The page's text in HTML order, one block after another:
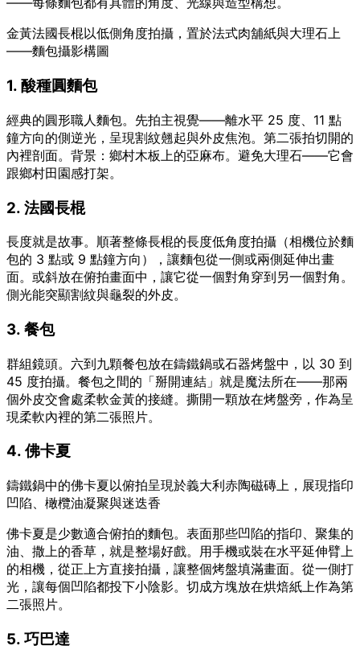
金黃法國長棍以低側角度拍攝，置於法式肉舖紙與大理石上
——麵包攝影構圖
1. 酸種圓麵包
經典的圓形職人麵包。先拍主視覺——離水平 25 度、11 點
鐘方向的側逆光，呈現割紋翹起與外皮焦泡。第二張拍切開的
內裡剖面。背景：鄉村木板上的亞麻布。避免大理石——它會
跟鄉村田園感打架。
2. 法國長棍
長度就是故事。順著整條長棍的長度低角度拍攝（相機位於麵
包的 3 點或 9 點鐘方向），讓麵包從一側或兩側延伸出畫
面。或斜放在俯拍畫面中，讓它從一個對角穿到另一個對角。
側光能突顯割紋與龜裂的外皮。
3. 餐包
群組鏡頭。六到九顆餐包放在鑄鐵鍋或石器烤盤中，以 30 到
45 度拍攝。餐包之間的「掰開連結」就是魔法所在——那兩
個外皮交會處柔軟金黃的接縫。撕開一顆放在烤盤旁，作為呈
現柔軟內裡的第二張照片。
4. 佛卡夏
鑄鐵鍋中的佛卡夏以俯拍呈現於義大利赤陶磁磚上，展現指印
凹陷、橄欖油凝聚與迷迭香
佛卡夏是少數適合俯拍的麵包。表面那些凹陷的指印、聚集的
油、撒上的香草，就是整場好戲。用手機或裝在水平延伸臂上
的相機，從正上方直接拍攝，讓整個烤盤填滿畫面。從一側打
光，讓每個凹陷都投下小陰影。切成方塊放在烘焙紙上作為第
二張照片。
5. 巧巴達